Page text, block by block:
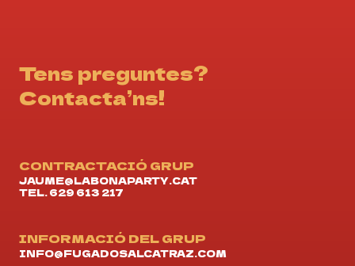
Tens preguntes?
Contacta’ns!
CONTRACTACIÓ GRUP
JAUME@LABONAPARTY.CAT
TEL. 629 613 217
INFORMACIÓ DEL GRUP
INFO@FUGADOSALCATRAZ.COM